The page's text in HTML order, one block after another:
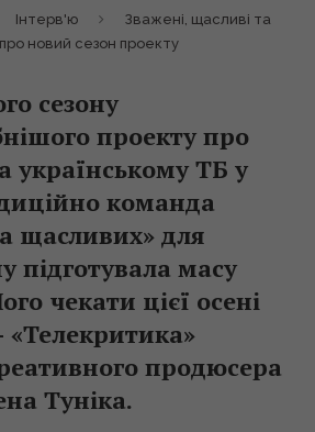
Інтерв'ю
Зважені, щасливі та
новий сезон проекту
сезону
проекту про
українському ТБ у
команда
щасливих» для
підготувала масу
чекати цієї осені
«Телекритика»
продюсера
Туніка.